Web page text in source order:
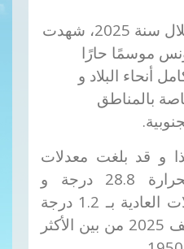
خلال سنة 2025، شهدت
موسمًا حارًا
أنحاء البلاد و
بالمناطق
و قد بلغت معدلات
الحرارة 28.8 درجة و
كانت أعلى من المعدلات العادية بـ 1.2 درجة
مئوية. وبهذا يُصنَّف صيف 2025 من بين الأكثر